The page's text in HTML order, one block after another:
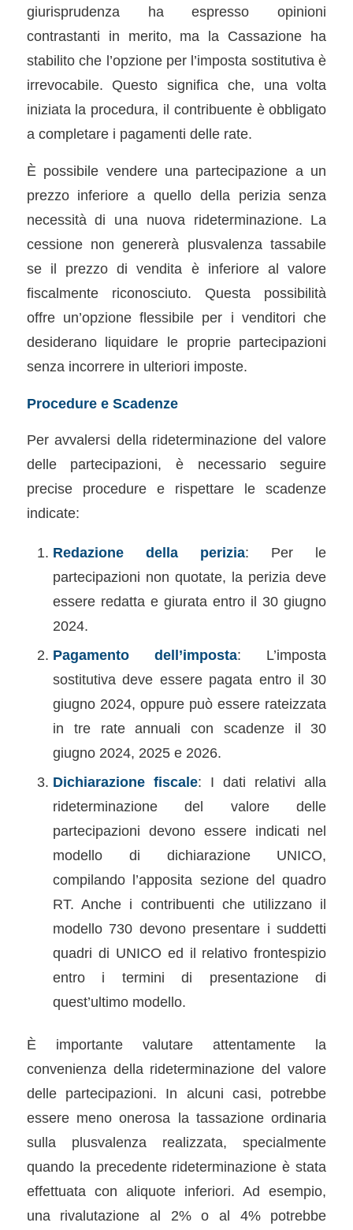
giurisprudenza ha espresso opinioni
contrastanti in merito, ma la Cassazione ha
stabilito che l’opzione per l’imposta sostitutiva è
irrevocabile. Questo significa che, una volta
iniziata la procedura, il contribuente è obbligato
a completare i pagamenti delle rate.
È possibile vendere una partecipazione a un
prezzo inferiore a quello della perizia senza
necessità di una nuova rideterminazione. La
cessione non genererà plusvalenza tassabile
se il prezzo di vendita è inferiore al valore
fiscalmente riconosciuto. Questa possibilità
offre un’opzione flessibile per i venditori che
desiderano liquidare le proprie partecipazioni
senza incorrere in ulteriori imposte.
Procedure e Scadenze
Per avvalersi della rideterminazione del valore
delle partecipazioni, è necessario seguire
precise procedure e rispettare le scadenze
indicate:
Redazione della perizia: Per le
partecipazioni non quotate, la perizia deve
essere redatta e giurata entro il 30 giugno
2024.
Pagamento dell’imposta: L’imposta
sostitutiva deve essere pagata entro il 30
giugno 2024, oppure può essere rateizzata
in tre rate annuali con scadenze il 30
giugno 2024, 2025 e 2026.
Dichiarazione fiscale: I dati relativi alla
rideterminazione del valore delle
partecipazioni devono essere indicati nel
modello di dichiarazione UNICO,
compilando l’apposita sezione del quadro
RT. Anche i contribuenti che utilizzano il
modello 730 devono presentare i suddetti
quadri di UNICO ed il relativo frontespizio
entro i termini di presentazione di
quest’ultimo modello.
È importante valutare attentamente la
convenienza della rideterminazione del valore
delle partecipazioni. In alcuni casi, potrebbe
essere meno onerosa la tassazione ordinaria
sulla plusvalenza realizzata, specialmente
quando la precedente rideterminazione è stata
effettuata con aliquote inferiori. Ad esempio,
una rivalutazione al 2% o al 4% potrebbe